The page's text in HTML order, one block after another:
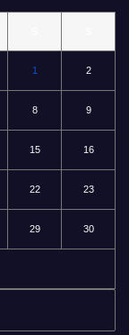
1 2
8 9
15 16
22 23
29 30